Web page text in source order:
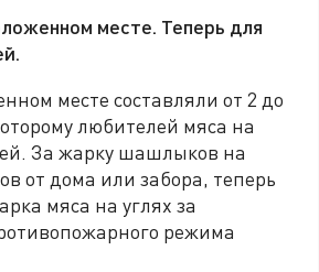
месте. Теперь для
месте составляли от 2 до
любителей мяса на
За жарку шашлыков на
от дома или забора, теперь
мяса на углях за
режима